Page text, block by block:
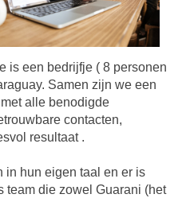
is een bedrijfje ( 8 personen
Samen zijn we een
alle benodigde
contacten,
resultaat .
in hun eigen taal en er is
team die zowel Guarani (het